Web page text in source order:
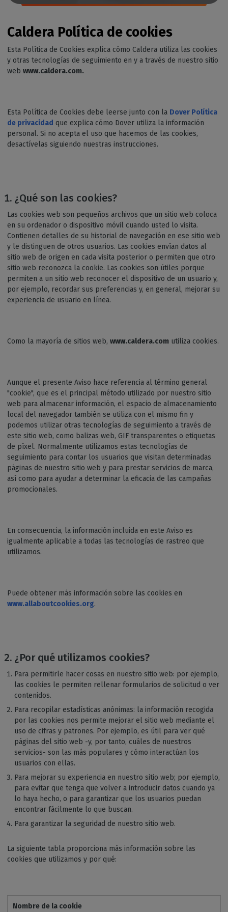
Caldera Política de cookies
Esta Política de Cookies explica cómo Caldera utiliza las cookies
y otras tecnologías de seguimiento en y a través de nuestro sitio
web www.caldera.com.
Esta Política de Cookies debe leerse junto con la Dover Política
de privacidad que explica cómo Dover utiliza la información
personal. Si no acepta el uso que hacemos de las cookies,
desactívelas siguiendo nuestras instrucciones.
¿Qué son las cookies?
Las cookies web son pequeños archivos que un sitio web coloca
en su ordenador o dispositivo móvil cuando usted lo visita.
Contienen detalles de su historial de navegación en ese sitio web
y le distinguen de otros usuarios. Las cookies envían datos al
sitio web de origen en cada visita posterior o permiten que otro
sitio web reconozca la cookie. Las cookies son útiles porque
permiten a un sitio web reconocer el dispositivo de un usuario y,
por ejemplo, recordar sus preferencias y, en general, mejorar su
experiencia de usuario en línea.
Como la mayoría de sitios web, www.caldera.com utiliza cookies.
Aunque el presente Aviso hace referencia al término general
"cookie", que es el principal método utilizado por nuestro sitio
web para almacenar información, el espacio de almacenamiento
local del navegador también se utiliza con el mismo fin y
podemos utilizar otras tecnologías de seguimiento a través de
este sitio web, como balizas web, GIF transparentes o etiquetas
de píxel. Normalmente utilizamos estas tecnologías de
seguimiento para contar los usuarios que visitan determinadas
páginas de nuestro sitio web y para prestar servicios de marca,
así como para ayudar a determinar la eficacia de las campañas
promocionales.
En consecuencia, la información incluida en este Aviso es
igualmente aplicable a todas las tecnologías de rastreo que
utilizamos.
Puede obtener más información sobre las cookies en
www.allaboutcookies.org.
¿Por qué utilizamos cookies?
Para permitirle hacer cosas en nuestro sitio web: por ejemplo,
las cookies le permiten rellenar formularios de solicitud o ver
contenidos.
Para recopilar estadísticas anónimas: la información recogida
por las cookies nos permite mejorar el sitio web mediante el
uso de cifras y patrones. Por ejemplo, es útil para ver qué
páginas del sitio web -y, por tanto, cuáles de nuestros
servicios- son las más populares y cómo interactúan los
usuarios con ellas.
Para mejorar su experiencia en nuestro sitio web; por ejemplo,
para evitar que tenga que volver a introducir datos cuando ya
lo haya hecho, o para garantizar que los usuarios puedan
encontrar fácilmente lo que buscan.
Para garantizar la seguridad de nuestro sitio web.
La siguiente tabla proporciona más información sobre las
cookies que utilizamos y por qué:
Nombre de la cookie